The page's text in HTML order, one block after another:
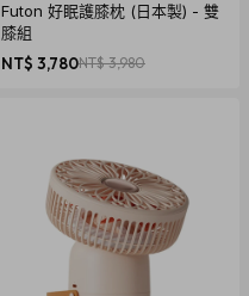
Futon 好眠護膝枕 (日本製) - 雙
膝組
NT$ 3,780NT$ 3,980